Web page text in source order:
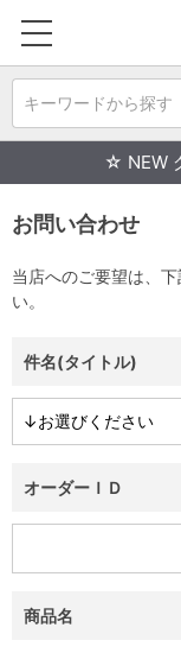
キーワードから探す
☆ NEW
お問い合わせ
当店へのご要望は、
い。
件名(タイトル)
オーダーＩＤ
商品名